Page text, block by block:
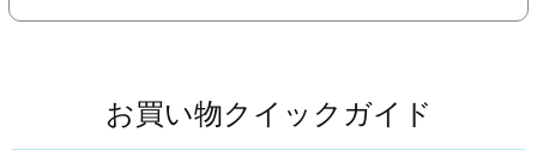
お買い物クイックガイド